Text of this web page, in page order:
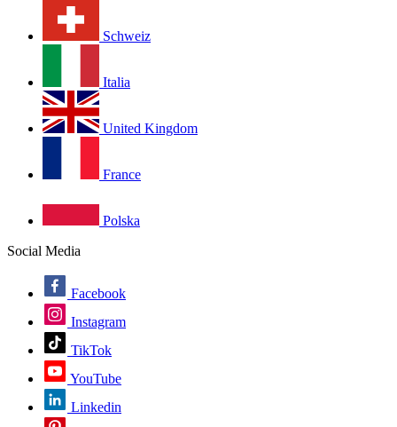
Schweiz
Italia
United Kingdom
France
Polska
Social Media
Facebook
Instagram
TikTok
YouTube
Linkedin